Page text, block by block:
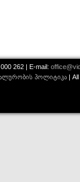
262 | E-mail:
პოლიტიკა |